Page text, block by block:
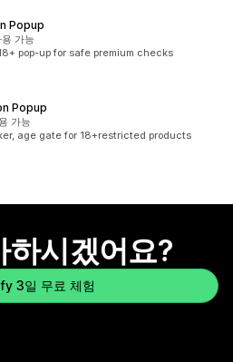
Popup
가능
pop-up for safe premium checks
Popup
가능
age gate for 18+restricted products
하시겠어요?
3일 무료 체험